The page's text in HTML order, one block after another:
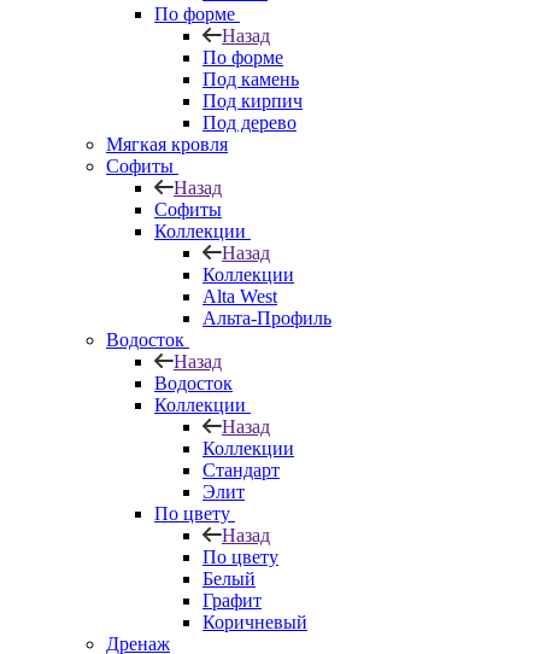
По форме
Назад
По форме
Под камень
Под кирпич
Под дерево
Мягкая кровля
Софиты
Назад
Софиты
Коллекции
Назад
Коллекции
Alta West
Альта-Профиль
Водосток
Назад
Водосток
Коллекции
Назад
Коллекции
Стандарт
Элит
По цвету
Назад
По цвету
Белый
Графит
Коричневый
Дренаж